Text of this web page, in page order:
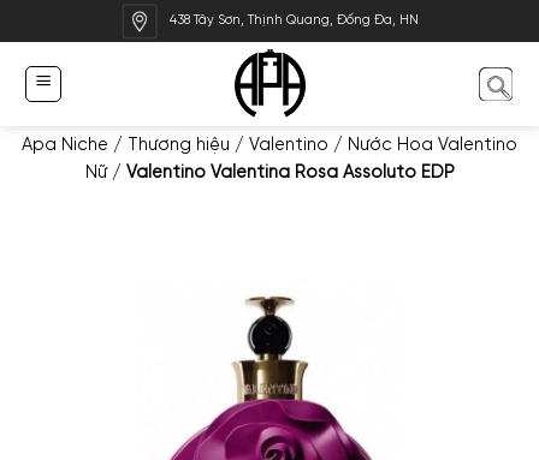
qua
dung
438 Tây Sơn, Thịnh Quang, Đống Đa, HN
Apa Niche / Thương hiệu / Valentino / Nước Hoa Valentino
Nữ/ Valentino Valentina Rosa Assoluto EDP